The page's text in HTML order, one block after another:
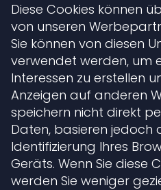
Diese Cookies können
von unseren
Sie können von diesen
verwendet werden, um
Interessen zu erstellen
Anzeigen auf anderen
speichern nicht direkt
Daten, basieren jedoch
Identifizierung Ihres
Geräts. Wenn Sie diese
werden Sie weniger